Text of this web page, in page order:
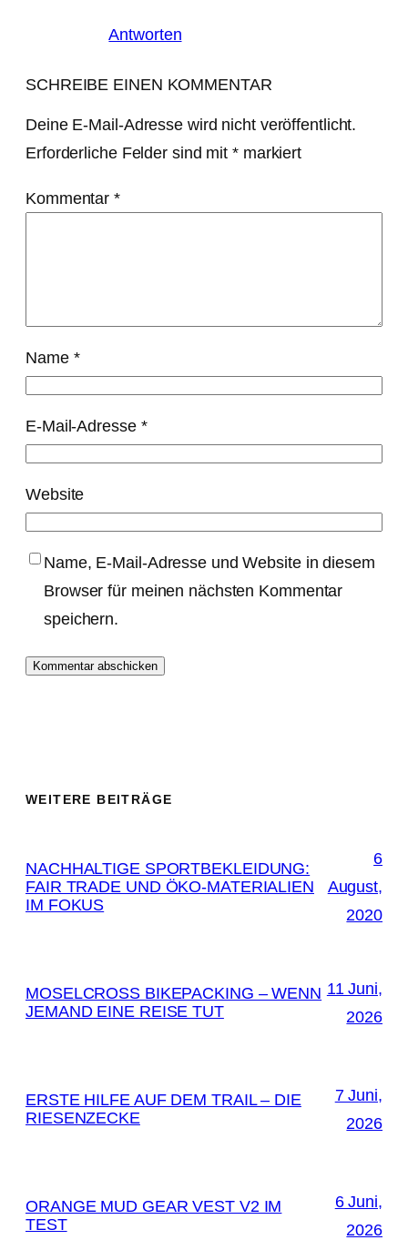
Antworten
SCHREIBE EINEN KOMMENTAR
Deine E-Mail-Adresse wird nicht veröffentlicht.
Erforderliche Felder sind mit *markiert
Kommentar*
Name *
E-Mail-Adresse *
Website
Name, E-Mail-Adresse und Website in diesem
Browser für meinen nächsten Kommentar
speichern.
WEITERE BEITRÄGE
NACHHALTIGE SPORTBEKLEIDUNG:
FAIR TRADE UND ÖKO-MATERIALIEN
IM FOKUS
6
August,
2020
MOSELCROSS BIKEPACKING – WENN
JEMAND EINE REISE TUT
11 Juni,
2026
ERSTE HILFE AUF DEM TRAIL – DIE
RIESENZECKE
7 Juni,
2026
ORANGE MUD GEAR VEST V2 IM
TEST
6 Juni,
2026